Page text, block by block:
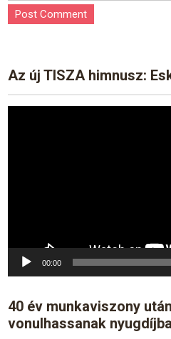
Az új TISZA himnusz:
00:00
40 év munkaviszony
vonulhassanak nyugdíjba